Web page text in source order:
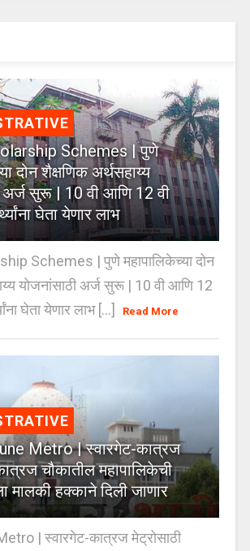
Schemes | पुणे
दोन शैक्षणिक अर्थसहाय्य
अर्ज सुरू | 10 वी आणि 12 वी
घेता येणार लाभ
Schemes | पुणे महापालिकेच्या दोन
योजनांसाठी अर्ज सुरू | 10 वी आणि 12
घेता येणार लाभ [...]
Read More
Metro | स्वारगेट-कात्रज
चौकातील महापालिकेची
मालकी हक्काने दिली जाणार
| स्वारगेट-कात्रज मेट्रोसाठी